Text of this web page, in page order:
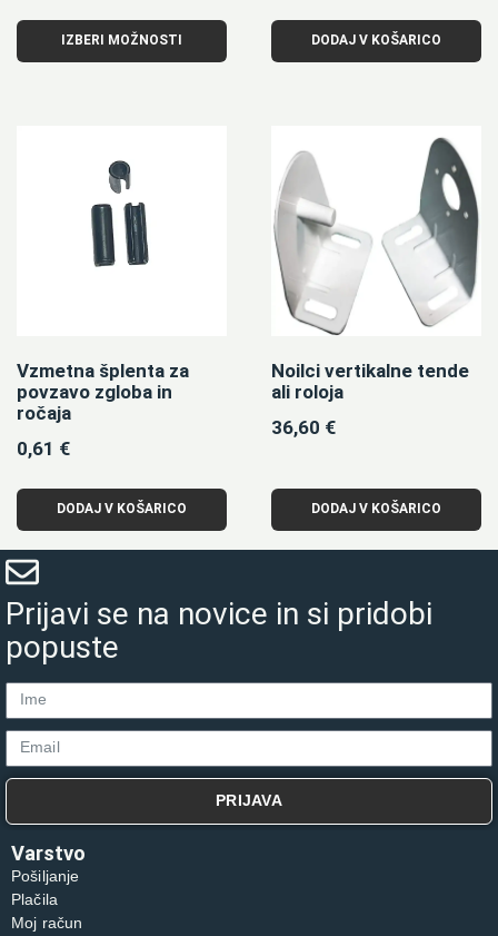
IZBERI MOŽNOSTI DODAJ V KOŠARICO
Vzmetna šplenta za
povzavo zgloba in
ročaja
0,61 €
DODAJ V KOŠARICO
Noilci vertikalne tende
ali roloja
36,60 €
DODAJ V KOŠARICO
Prijavi se na novice in si pridobi
popuste
PRIJAVA
Varstvo
Pošiljanje
Plačila
Moj račun